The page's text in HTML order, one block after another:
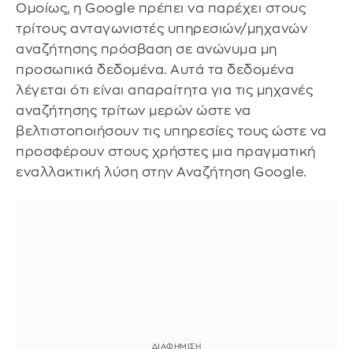
Ομοίως, η Google πρέπει να παρέχει στους
τρίτους ανταγωνιστές υπηρεσιών/μηχανών
αναζήτησης πρόσβαση σε ανώνυμα μη
προσωπικά δεδομένα. Αυτά τα δεδομένα
λέγεται ότι είναι απαραίτητα για τις μηχανές
αναζήτησης τρίτων μερών ώστε να
βελτιστοποιήσουν τις υπηρεσίες τους ώστε να
προσφέρουν στους χρήστες μια πραγματική
εναλλακτική λύση στην Αναζήτηση Google.